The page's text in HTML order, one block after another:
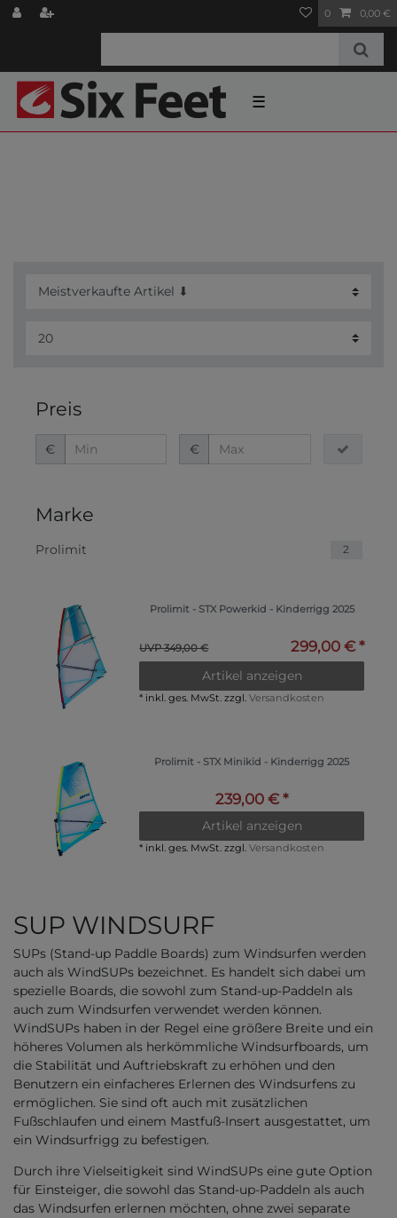
0 0,00 €
☰
Preis
€ €
Marke
Prolimit 2
Prolimit - STX Powerkid - Kinderrigg 2025
UVP 349,00 € 299,00 € *
Artikel anzeigen
* inkl. ges. MwSt. zzgl.Versandkosten
Prolimit - STX Minikid - Kinderrigg 2025
239,00 € *
Artikel anzeigen
* inkl. ges. MwSt. zzgl.Versandkosten
SUP WINDSURF
SUPs (Stand-up Paddle Boards) zum Windsurfen werden
auch als WindSUPs bezeichnet. Es handelt sich dabei um
spezielle Boards, die sowohl zum Stand-up-Paddeln als
auch zum Windsurfen verwendet werden können.
WindSUPs haben in der Regel eine größere Breite und ein
höheres Volumen als herkömmliche Windsurfboards, um
die Stabilität und Auftriebskraft zu erhöhen und den
Benutzern ein einfacheres Erlernen des Windsurfens zu
ermöglichen. Sie sind oft auch mit zusätzlichen
Fußschlaufen und einem Mastfuß-Insert ausgestattet, um
ein Windsurfrigg zu befestigen.
Durch ihre Vielseitigkeit sind WindSUPs eine gute Option
für Einsteiger, die sowohl das Stand-up-Paddeln als auch
das Windsurfen erlernen möchten, ohne zwei separate